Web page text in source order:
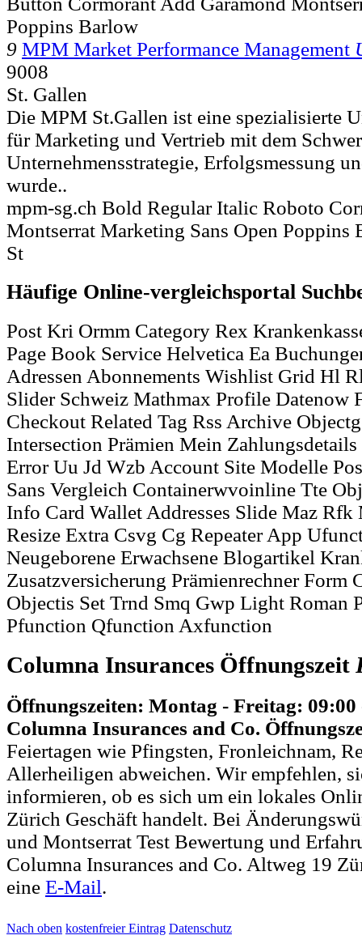
Poppins Barlow
9 MPM Market Performance Management
9008
St. Gallen
Die MPM St.Gallen ist eine spezialisierte
für Marketing und Vertrieb mit dem
Unternehmensstrategie, Erfolgsmessung
wurde..
mpm-sg.ch Bold Regular Italic Roboto
Montserrat Marketing Sans Open
St
Häufige Online-vergleichsportal
Post Kri Ormm Category Rex
Page Book Service Helvetica Ea
Adressen Abonnements Wishlist Grid Hl
Slider Schweiz Mathmax Profile Datenow
Checkout Related Tag Rss Archive
Intersection Prämien Mein
Error Uu Jd Wzb Account Site Modelle
Sans Vergleich Containerwvoinline Tte
Info Card Wallet Addresses Slide Maz
Resize Extra Csvg Cg Repeater App
Neugeborene Erwachsene Blogartikel
Zusatzversicherung Prämienrechner Form
Objectis Set Trnd Smq Gwp Light Roman
Pfunction Qfunction Axfunction
Columna Insurances Öffnungszeit
Öffnungszeiten: Montag - Freitag:
Columna Insurances and Co.
Feiertagen wie Pfingsten, Fronleichnam,
Allerheiligen abweichen. Wir empfehlen,
informieren, ob es sich um ein lokales
Zürich Geschäft handelt. Bei
und Montserrat Test Bewertung und
Columna Insurances and Co. Altweg 19
eine E-Mail.
Nach oben kostenfreier Eintrag Datenschutz